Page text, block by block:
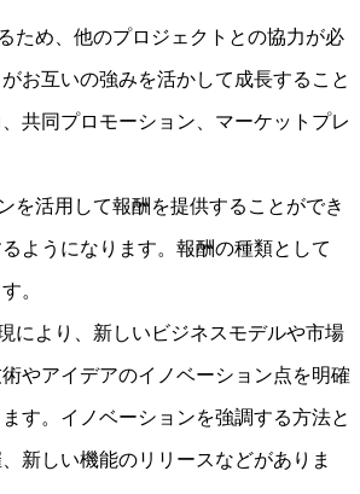
ため、他のプロジェクトとの協力が必
お互いの強みを活かして成長すること
共同プロモーション、マーケットプレ
を活用して報酬を提供することができ
ようになります。報酬の種類として
。
により、新しいビジネスモデルや市場
やアイデアのイノベーション点を明確
す。イノベーションを強調する方法と
新しい機能のリリースなどがありま